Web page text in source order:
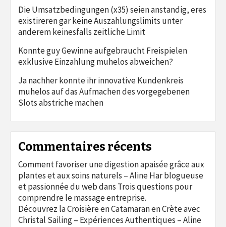
Die Umsatzbedingungen (x35) seien anstandig, eres
existireren gar keine Auszahlungslimits unter
anderem keinesfalls zeitliche Limit
Konnte guy Gewinne aufgebraucht Freispielen
exklusive Einzahlung muhelos abweichen?
Ja nachher konnte ihr innovative Kundenkreis
muhelos auf das Aufmachen des vorgegebenen
Slots abstriche machen
Commentaires récents
Comment favoriser une digestion apaisée grâce aux
plantes et aux soins naturels – Aline Har blogueuse
et passionnée du webdans Trois questions pour
comprendre le massage entreprise.
Découvrez la Croisière en Catamaran en Crète avec
Christal Sailing – Expériences Authentiques – Aline